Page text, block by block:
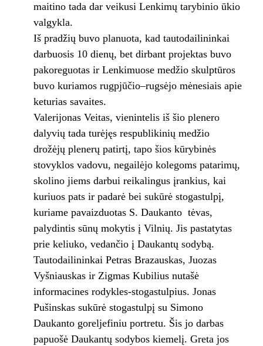
maitino tada dar veikusi Lenkimų tarybinio ūkio
valgykla.
Iš pradžių buvo planuota, kad tautodailininkai
darbuosis 10 dienų, bet dirbant projektas buvo
pakoreguotas ir Lenkimuose medžio skulptūros
buvo kuriamos rugpjūčio–rugsėjo mėnesiais apie
keturias savaites.
Valerijonas Veitas, vienintelis iš šio plenero
dalyvių tada turėjęs respublikinių medžio
drožėjų plenerų patirtį, tapo šios kūrybinės
stovyklos vadovu, negailėjo kolegoms patarimų,
skolino jiems darbui reikalingus įrankius, kai
kuriuos pats ir padarė bei sukūrė stogastulpį,
kuriame pavaizduotas S. Daukanto tėvas,
palydintis sūnų mokytis į Vilnių. Jis pastatytas
prie keliuko, vedančio į Daukantų sodybą.
Tautodailininkai Petras Brazauskas, Juozas
Vyšniauskas ir Zigmas Kubilius nutašė
informacines rodykles-stogastulpius. Jonas
Pušinskas sukūrė stogastulpį su Simono
Daukanto goreljefiniu portretu. Šis jo darbas
papuošė Daukantų sodybos kiemelį. Greta jos